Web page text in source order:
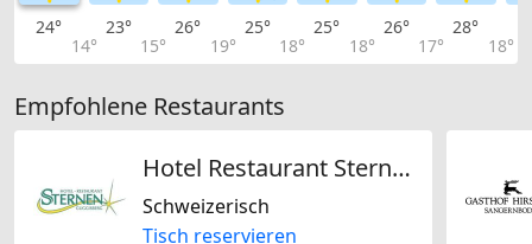
24°
14°
23°
15°
26°
19°
25°
18°
25°
18°
26°
17°
28°
18°
Empfohlene Restaurants
Hotel Restaurant Sternen
Schweizerisch
Tisch reservieren